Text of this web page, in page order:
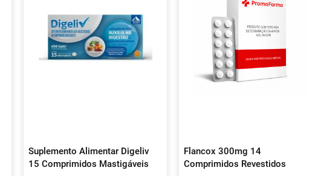
Suplemento Alimentar Digeliv
15 Comprimidos Mastigáveis
Flancox 300mg 14
Comprimidos Revestidos